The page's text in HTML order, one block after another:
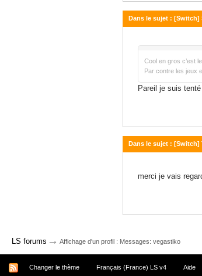
Dans le sujet : [Switch]
Cool en gros c’est
Par contre les jeux
Pareil je suis
Dans le sujet :
merci je vais
LS forums → Affichage d'un profil : Messages: vegastiko
Changer le thème Français (France) LS v4 Aide